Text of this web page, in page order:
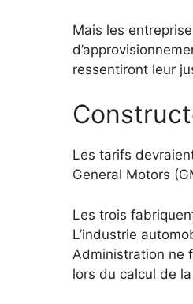
Mais les
ressentiront leur
Les tarifs
General Motors
Les trois
L’industrie
Administration ne
lors du calcul de